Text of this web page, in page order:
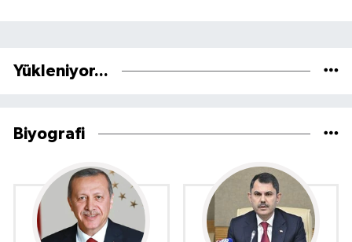
Yükleniyor...
Biyografi